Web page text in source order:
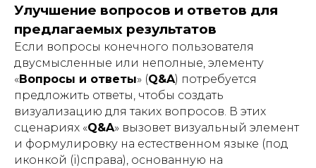
Улучшение вопросов и ответов для
предлагаемых результатов
Если вопросы конечного пользователя
двусмысленные или неполные, элементу
«Вопросы и ответы» (Q&A) потребуется
предложить ответы, чтобы создать
визуализацию для таких вопросов. В этих
сценариях «Q&A» вызовет визуальный элемент
и формулировку на естественном языке (под
иконкой (i)справа), основанную на